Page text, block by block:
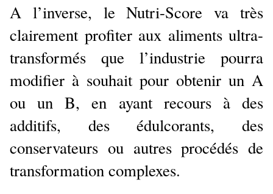
A l’inverse, le Nutri-Score va très
clairement profiter aux aliments ultra-
transformés que l’industrie pourra
modifier à souhait pour obtenir un A
ou un B, en ayant recours à des
additifs, des édulcorants, des
conservateurs ou autres procédés de
transformation complexes.